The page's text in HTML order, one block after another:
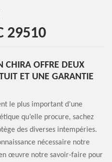
29510
CHIRA OFFRE DEUX
ET UNE GARANTIE
le plus important d’une
qu’elle procure, sachez
des diverses intempéries.
nécessaire notre
œuvre notre savoir-faire pour